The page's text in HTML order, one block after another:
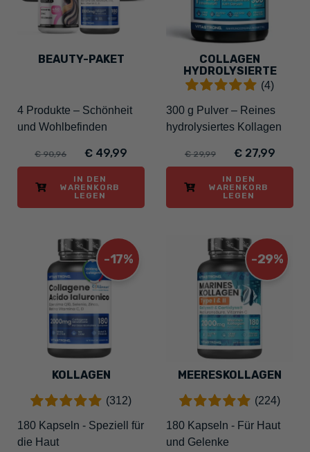
BEAUTY-PAKET
4 Produkte – Schönheit
und Wohlbefinden
€ 90,96 € 49,99
IN DEN
WARENKORB
LEGEN
COLLAGEN
HYDROLYSIERTE
(4)
300 g Pulver – Reines
hydrolysiertes Kollagen
€ 29,99 € 27,99
IN DEN
WARENKORB
LEGEN
-17%
KOLLAGEN
(312)
180 Kapseln - Speziell für
die Haut
-29%
MEERESKOLLAGEN
(224)
180 Kapseln - Für Haut
und Gelenke